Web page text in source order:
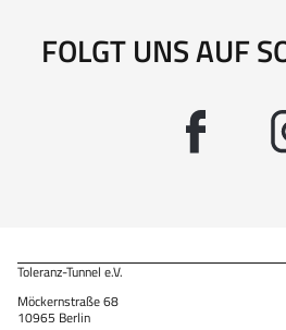
FOLGT UNS AUF
Toleranz-Tunnel e.V.
Möckernstraße 68
10965 Berlin